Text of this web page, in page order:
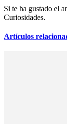
Si te ha gustado el
Curiosidades.
Artículos